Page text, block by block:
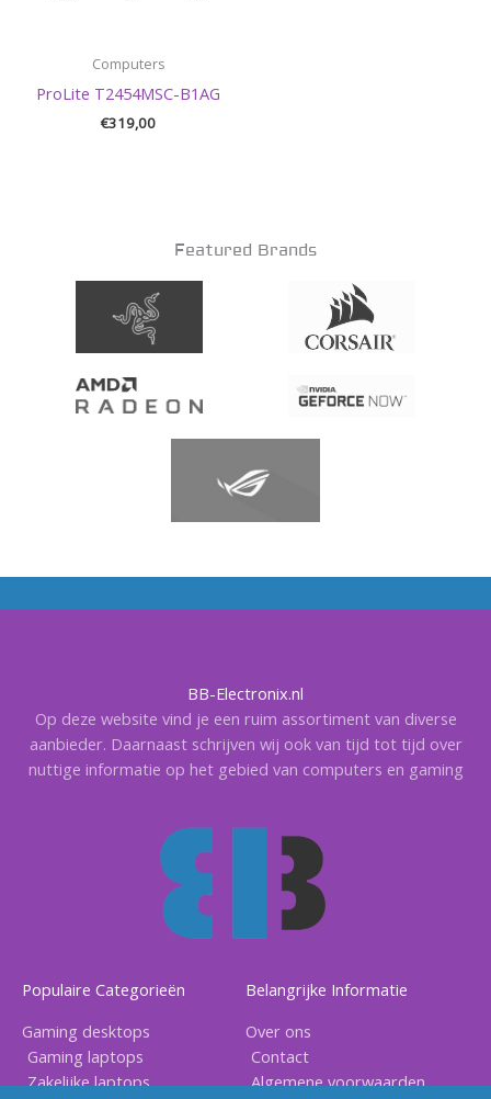
Computers
ProLite T2454MSC-B1AG
€319,00
Featured Brands
BB-Electronix.nl
Op deze website vind je een ruim assortiment van diverse
aanbieder. Daarnaast schrijven wij ook van tijd tot tijd over
nuttige informatie op het gebied van computers en gaming
Populaire Categorieën
Gaming desktops
Gaming laptops
Zakelijke laptops
Belangrijke Informatie
Over ons
Contact
Algemene voorwaarden